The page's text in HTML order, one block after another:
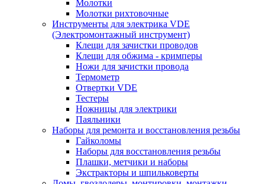
Молотки
Молотки рихтовочные
Инструменты для электрика VDE
(Электромонтажный инструмент)
Клещи для зачистки проводов
Клещи для обжима - кримперы
Ножи для зачистки провода
Термометр
Отвертки VDE
Тестеры
Ножницы для электрики
Паяльники
Наборы для ремонта и восстановления резьбы
Гайколомы
Наборы для восстановления резьбы
Плашки, метчики и наборы
Экстракторы и шпильковерты